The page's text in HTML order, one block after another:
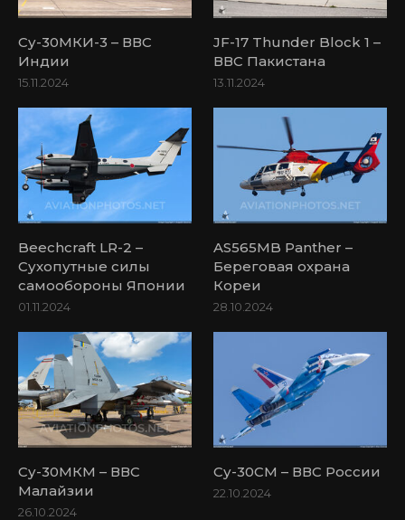
Су-30МКИ-3 – ВВС
Индии
15.11.2024
JF-17 Thunder Block 1 –
ВВС Пакистана
13.11.2024
Beechcraft LR-2 –
Сухопутные силы
самообороны Японии
01.11.2024
AS565MB Panther –
Береговая охрана
Кореи
28.10.2024
Су-30МКМ – ВВС
Малайзии
26.10.2024
Су-30СМ – ВВС России
22.10.2024